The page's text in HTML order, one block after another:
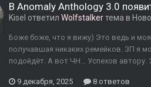
В Anomaly Anthology 3.0
Kisel ответил Wolfstalkerтема в
Боже боже, что я вижу) Это ведь и
получавшая никаких ремейков. ЗП я
подойдёт. А вот ЧН... Успехов
9 декабря, 2025 8 ответов